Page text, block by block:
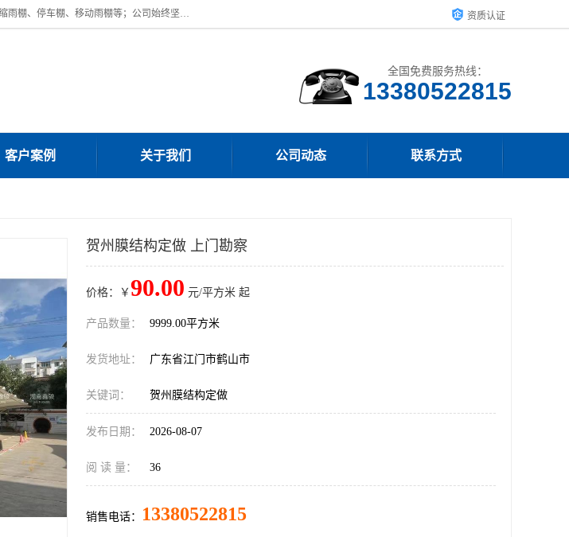
广东鼎新钢结构工程有限公司是一家制作大型电动雨棚厂家;主营：电动推拉雨棚、厂房过道雨棚、电动伸缩雨棚、停车棚、移动雨棚等；公司始终坚持结构创新,品质优越,美观形象,且售后服务好。公司充分吸纳当今休闲用品的前端技术和风格,为您带来质价相宜,时尚典雅的各种户外用品, 资质认证
全国免费服务热线：
13380522815
客户案例 关于我们 公司动态 联系方式
贺州膜结构定做 上门勘察
价格：￥ 90.00 元/平方米 起
产品数量： 9999.00平方米
发货地址： 广东省江门市鹤山市
关键词： 贺州膜结构定做
发布日期： 2026-08-07
阅 读 量： 36
销售电话： 13380522815